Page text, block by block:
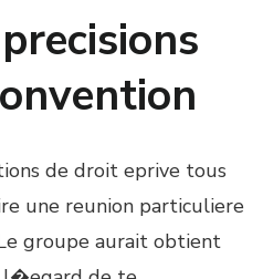
de droit eprive tous
une reunion particuliere
groupe aurait obtient